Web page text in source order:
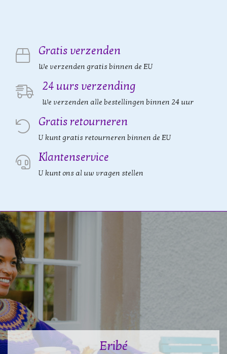
Gratis verzenden
We verzenden gratis binnen de EU
24 uurs verzending
We verzenden alle bestellingen binnen 24 uur
Gratis retourneren
U kunt gratis retourneren binnen de EU
Klantenservice
U kunt ons al uw vragen stellen
Eribé